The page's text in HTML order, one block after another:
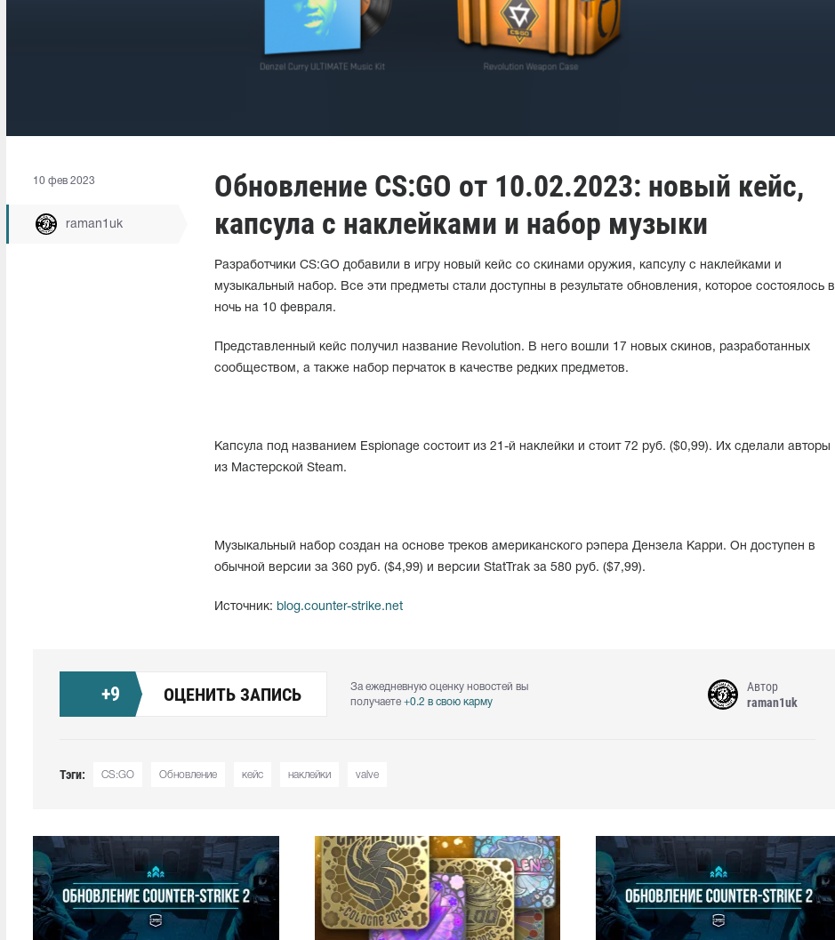
10 фев 2023
raman1uk
Обновление CS:GO от 10.02.2023: новый кейс,
капсула с наклейками и набор музыки
Разработчики CS:GO добавили в игру новый кейс со скинами оружия, капсулу с наклейками и
музыкальный набор. Все эти предметы стали доступны в результате обновления, которое состоялось в
ночь на 10 февраля.
Представленный кейс получил название Revolution. В него вошли 17 новых скинов, разработанных
сообществом, а также набор перчаток в качестве редких предметов.
Капсула под названием Espionage состоит из 21-й наклейки и стоит 72 руб. ($0,99). Их сделали авторы
из Мастерской Steam.
Музыкальный набор создан на основе треков американского рэпера Дензела Карри. Он доступен в
обычной версии за 360 руб. ($4,99) и версии StatTrak за 580 руб. ($7,99).
Источник: blog.counter-strike.net
+9 ОЦЕНИТЬ ЗАПИСЬ
За ежедневную оценку новостей вы
получаете +0.2 в свою карму
Автор
raman1uk
Тэги: CS:GO Обновление кейс наклейки valve